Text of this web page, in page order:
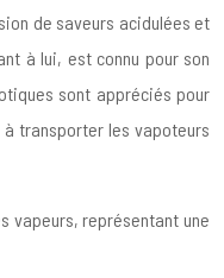
de saveurs acidulées et
à lui, est connu pour son
sont appréciés pour
transporter les vapoteurs
vapeurs, représentant une